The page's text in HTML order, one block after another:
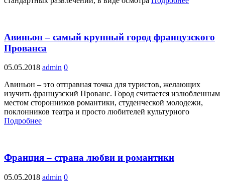
Авиньон – самый крупный город французского
Прованса
05.05.2018 admin 0
Авиньон – это отправная точка для туристов, желающих
изучить французский Прованс. Город считается излюбленным
местом сторонников романтики, студенческой молодежи,
поклонников театра и просто любителей культурного
Подробнее
Франция – страна любви и романтики
05.05.2018 admin 0